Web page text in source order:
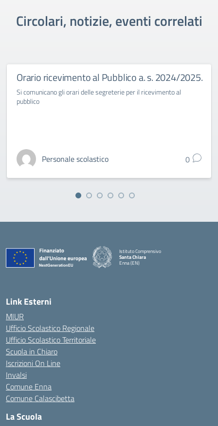
Circolari, notizie, eventi correlati
Orario ricevimento al Pubblico a. s. 2024/2025.
Si comunicano gli orari delle segreterie per il ricevimento al
pubblico
Personale scolastico 0
Istituto Comprensivo
Santa Chiara
Enna (EN)
Link Esterni
MIUR
Ufficio Scolastico Regionale
Ufficio Scolastico Territoriale
Scuola in Chiaro
Iscrizioni On Line
Invalsi
Comune Enna
Comune Calascibetta
La Scuola